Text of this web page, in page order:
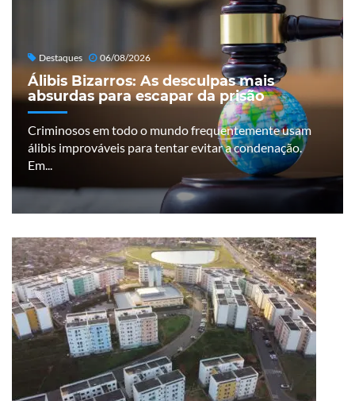
Destaques 06/08/2026
Álibis Bizarros: As desculpas mais
absurdas para escapar da prisão
Criminosos em todo o mundo frequentemente usam
álibis improváveis para tentar evitar a condenação.
Em...